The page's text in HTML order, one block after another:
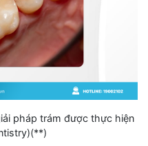
pháp trám được thực hiện